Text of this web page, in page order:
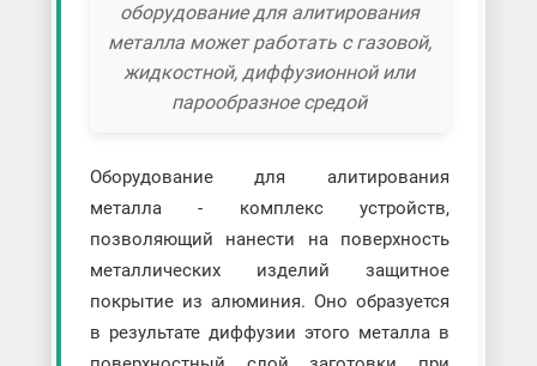
оборудование для алитирования
металла может работать с газовой,
жидкостной, диффузионной или
парообразное средой
Оборудование для алитирования
металла - комплекс устройств,
позволяющий нанести на поверхность
металлических изделий защитное
покрытие из алюминия. Оно образуется
в результате диффузии этого металла в